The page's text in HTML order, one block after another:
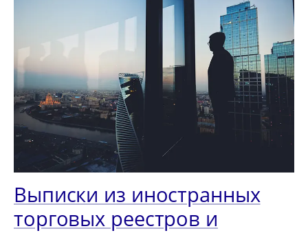
Выписки из иностранных
торговых реестров и